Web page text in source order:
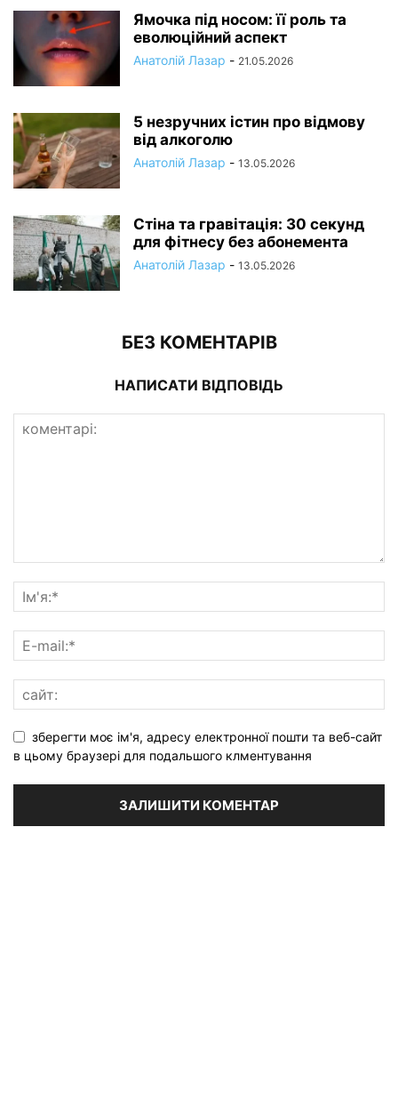
Ямочка під носом: її роль та
еволюційний аспект
Анатолій Лазар - 21.05.2026
5 незручних істин про відмову
від алкоголю
Анатолій Лазар - 13.05.2026
Стіна та гравітація: 30 секунд
для фітнесу без абонемента
Анатолій Лазар - 13.05.2026
БЕЗ КОМЕНТАРІВ
НАПИСАТИ ВІДПОВІДЬ
зберегти моє ім'я, адресу електронної пошти та веб-сайт
в цьому браузері для подальшого клментування